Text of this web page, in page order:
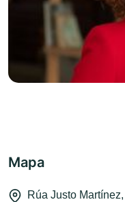
Mapa
Rúa Justo